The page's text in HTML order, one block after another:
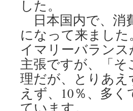
した。
日本国内で、消
になって来まし
イマリーバラン
主張ですが、「そ
理だが、とりあ
えず、10％、多
ています。